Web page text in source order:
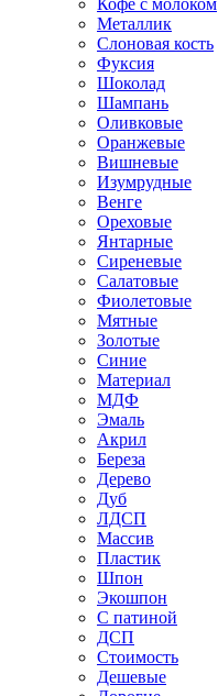
Металлик
Слоновая кость
Фуксия
Шоколад
Шампань
Оливковые
Оранжевые
Вишневые
Изумрудные
Венге
Ореховые
Янтарные
Сиреневые
Салатовые
Фиолетовые
Мятные
Золотые
Синие
Материал
МДФ
Эмаль
Акрил
Береза
Дерево
Дуб
ЛДСП
Массив
Пластик
Шпон
Экошпон
С патиной
ДСП
Стоимость
Дешевые